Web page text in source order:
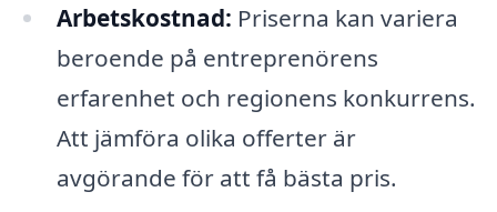
Arbetskostnad: Priserna kan variera
beroende på entreprenörens
erfarenhet och regionens konkurrens.
Att jämföra olika offerter är
avgörande för att få bästa pris.